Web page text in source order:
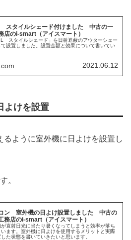
スタイルシェード付けました 中古の一
店のi-smart（アイスマート）
スタイルシェード」を日射遮蔽のアウターシェー
て設置しました。設置金額と効果について書いてい
2021.06.12
よけを設置
るように室外機に日よけを設置し
。
ン 室外機の日よけ設置しました 中古の
務店のi-smart（アイスマート）
が直射日光に当たり暑くなってしまうと効率が落ち
います。室外機に日よけを使用するメリットと実際
した状態を書いていきたいと思います。